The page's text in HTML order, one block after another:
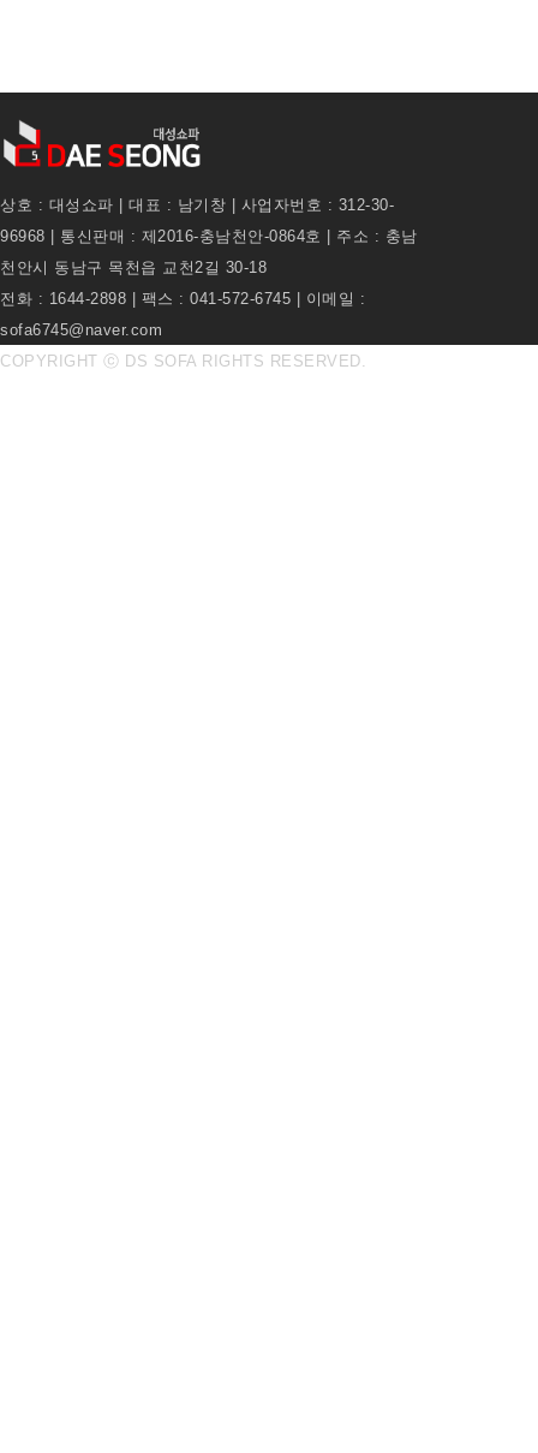
상호 : 대성쇼파 | 대표 : 남기창 | 사업자번호 : 312-30-
96968 | 통신판매 : 제2016-충남천안-0864호 | 주소 : 충남
천안시 동남구 목천읍 교천2길 30-18
전화 : 1644-2898 | 팩스 : 041-572-6745 | 이메일 :
sofa6745@naver.com
COPYRIGHT ⓒ DS SOFA RIGHTS RESERVED.